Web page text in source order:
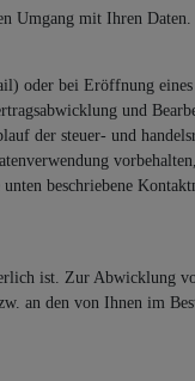
Umgang mit Ihren Daten.
oder bei Eröffnung
und
der steuer- und
beschriebene
ist. Zur Abwicklung
an den von Ihnen im